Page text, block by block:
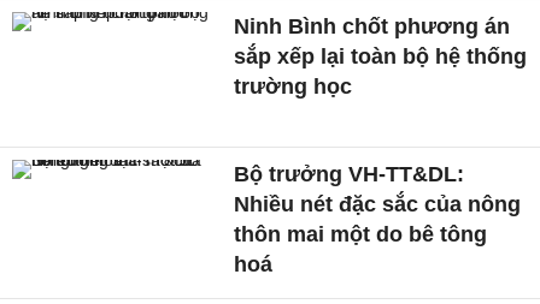
Ninh Bình chốt phương án
sắp xếp lại toàn bộ hệ thống
trường học
Bộ trưởng VH-TT&DL:
Nhiều nét đặc sắc của nông
thôn mai một do bê tông
hoá